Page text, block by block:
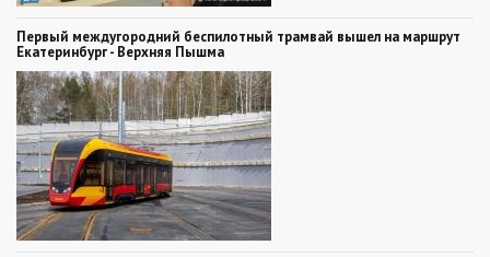
Первый междугородний беспилотный трамвай вышел на маршрут
Екатеринбург - Верхняя Пышма